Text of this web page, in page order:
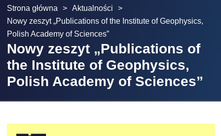
Strona główna > Aktualności
>
Nowy zeszyt „Publications of the Institute of Geophysics,
Polish Academy of Sciences”
Nowy zeszyt „Publications of
the Institute of Geophysics,
Polish Academy of Sciences”